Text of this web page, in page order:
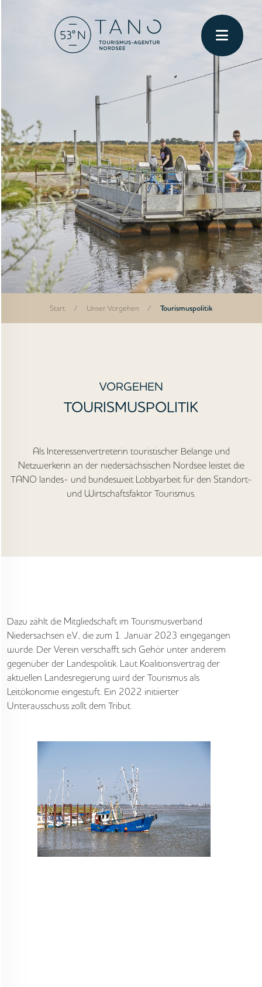
Start / Unser Vorgehen / Tourismuspolitik
VORGEHEN
TOURISMUSPOLITIK
Als Interessenvertreterin touristischer Belange und
Netzwerkerin an der niedersächsischen Nordsee leistet die
TANO landes- und bundesweit Lobbyarbeit für den Standort-
und Wirtschaftsfaktor Tourismus.
Dazu zählt die Mitgliedschaft im Tourismusverband
Niedersachsen e.V., die zum 1. Januar 2023 eingegangen
wurde. Der Verein verschafft sich Gehör unter anderem
gegenüber der Landespolitik. Laut Koalitionsvertrag der
aktuellen Landesregierung wird der Tourismus als
Leitökonomie eingestuft. Ein 2022 initiierter
Unterausschuss zollt dem Tribut.